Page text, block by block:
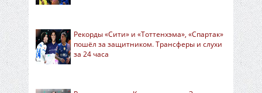
Рекорды «Сити» и «Тоттенхэма», «Спартак»
пошёл за защитником. Трансферы и слухи
за 24 часа